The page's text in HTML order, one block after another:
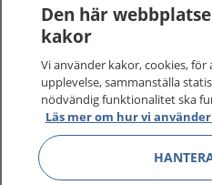
sjukvårdsrådgivning
1177 ger dig råd när du vill
1177 på flera språk
Den här
kakor
Vi använder kakor, cookies,
upplevelse, sammanställa
nödvändig funktionalitet ska
Läs mer om hur vi